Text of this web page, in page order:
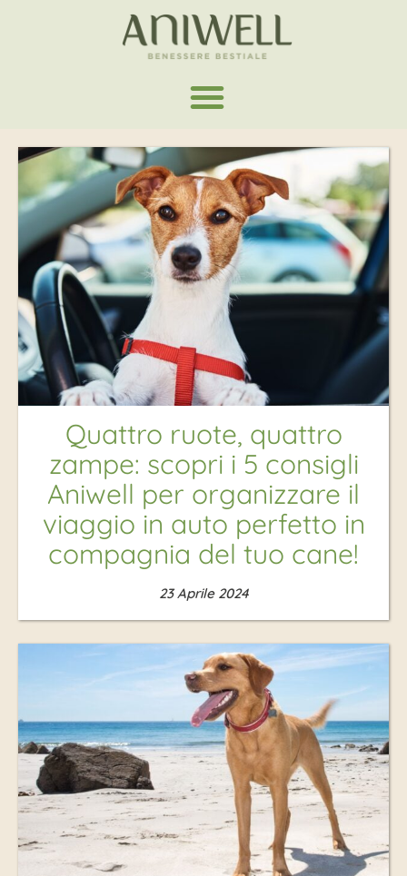
Quattro ruote, quattro
zampe: scopri i 5 consigli
Aniwell per organizzare il
viaggio in auto perfetto in
compagnia del tuo cane!
23 Aprile 2024